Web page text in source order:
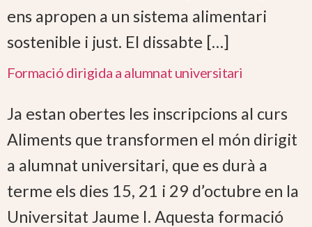
ens apropen a un sistema alimentari
sostenible i just. El dissabte […]
Formació dirigida a alumnat universitari
Ja estan obertes les inscripcions al curs
Aliments que transformen el món dirigit
a alumnat universitari, que es durà a
terme els dies 15, 21 i 29 d’octubre en la
Universitat Jaume I. Aquesta formació